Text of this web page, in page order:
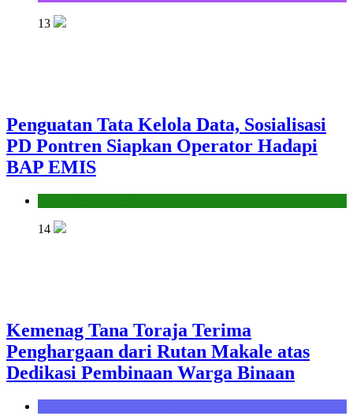
13
Penguatan Tata Kelola Data, Sosialisasi
PD Pontren Siapkan Operator Hadapi
BAP EMIS
14
Kemenag Tana Toraja Terima
Penghargaan dari Rutan Makale atas
Dedikasi Pembinaan Warga Binaan